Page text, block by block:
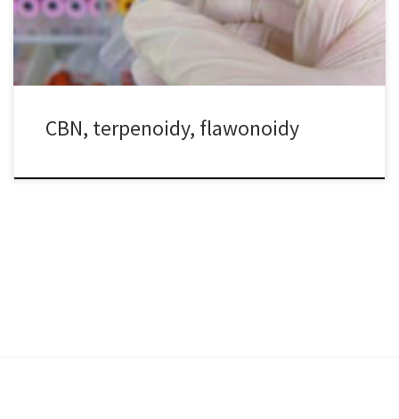
kannabinoidy zyskują całą uwagę, marihuana zawiera ponad 100
CBN, terpenoidy, flawonoidy